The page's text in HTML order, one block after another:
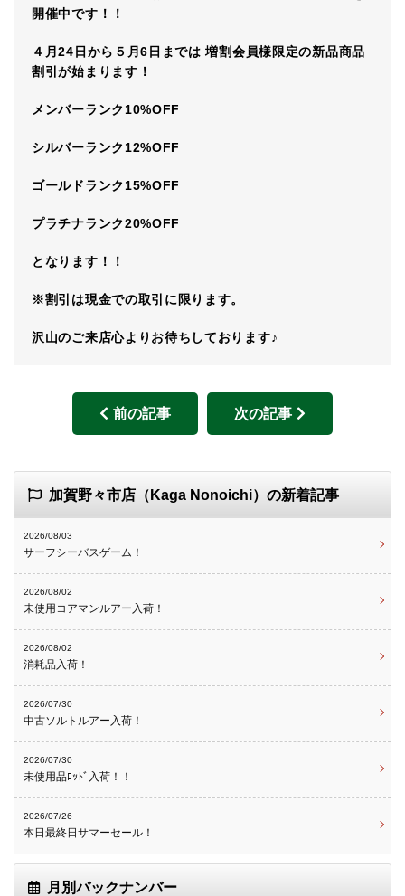
開催中です！！
４月24日から５月6日までは 増割会員様限定の新品商品
割引が始まります！
メンバーランク10%OFF
シルバーランク12%OFF
ゴールドランク15%OFF
プラチナランク20%OFF
となります！！
※割引は現金での取引に限ります。
沢山のご来店心よりお待ちしております♪
前の記事 次の記事
加賀野々市店（Kaga Nonoichi）の新着記事
2026/08/03
サーフシーバスゲーム！
2026/08/02
未使用コアマンルアー入荷！
2026/08/02
消耗品入荷！
2026/07/30
中古ソルトルアー入荷！
2026/07/30
未使用品ﾛｯﾄﾞ入荷！！
2026/07/26
本日最終日サマーセール！
月別バックナンバー